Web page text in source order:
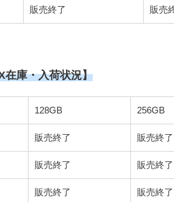
販売終了 販売
庫・入荷状況】
128GB 256GB
販売終了 販売終了
販売終了 販売終了
販売終了 販売終了